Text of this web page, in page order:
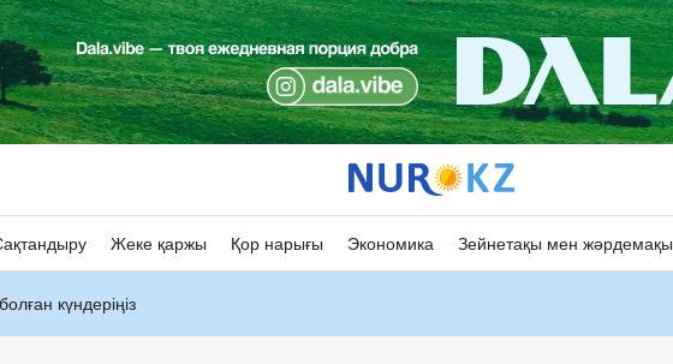
Жеке қаржы Қор нарығы Экономика Зейнетақы мен жәрдемақы
күндеріңіз